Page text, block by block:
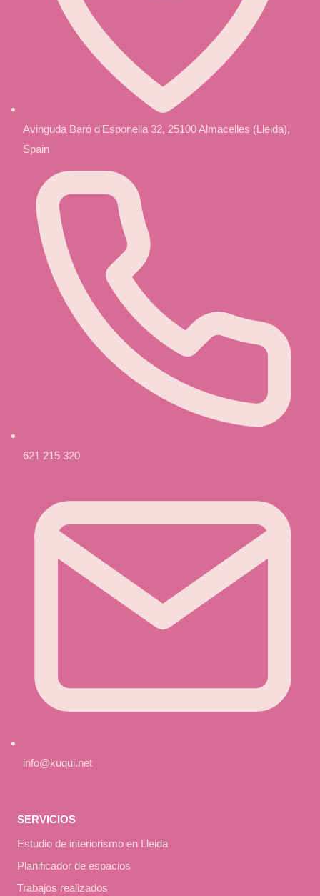
Avinguda Baró d’Esponella 32, 25100 Almacelles (Lleida),
Spain
621 215 320
info@kuqui.net
SERVICIOS
Estudio de interiorismo en Lleida
Planificador de espacios
Trabajos realizados